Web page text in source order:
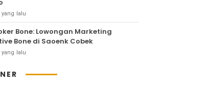
yang lalu
Bone: Lowongan Marketing
Bone di Saoenk Cobek
yang lalu